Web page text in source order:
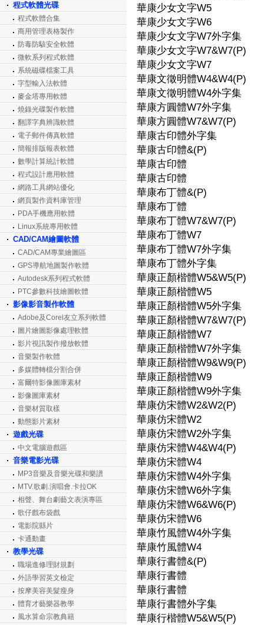
程式軟體光碟
程式軟體合集
商用管理表格製作
防毒防駭安全軟體
微軟系列程式軟體
系統磁碟檔案工具
字型輸入法軟體
麥金塔專用軟體
燒錄光碟製作軟體
翻譯字典辨識軟體
電子郵件傳真軟體
簡報排版報表軟體
數學計算統計軟體
程式設計應用軟體
網路工具網站優化
網頁製作資料庫管理
PDA手機應用軟體
Linux系統專用軟體
CAD/CAM繪圖軟體
CAD/CAM專業繪圖區
GPS導航地圖製作軟體
Autodesk系列程式軟體
PTC參數科技繪圖軟體
影像影音製作軟體
Adobe及Corel友立系列軟體
圖片繪圖影像處理軟體
影片視訊製作撥放軟體
音樂製作軟體
多媒體轉檔分割合併
富爾特影像圖庫素材
影像圖庫素材
音樂材質取樣
動態影片素材
遊戲光碟
中文電腦遊戲區
音樂電影光碟
MP3音樂及音樂光碟和樂譜
MTV.歌劇.演唱會.卡拉OK
相聲、舞台劇藝文表演專區
歌仔戲布袋戲
電影院縣片
卡通動畫
教學光碟
職場進修理財規劃
外語學習英文檢定
按摩美容美髮瘦身
體育才藝樂器教學
風水算命宗教典籍
華康少女文字W5
華康少女文字W6
華康少女文字W7外字集
華康少女文字W7&W7(P)
華康少女文字W7
華康文徵明體W4&W4(P)
華康文徵明體W4外字集
華康方圓體W7外字集
華康方圓體W7&W7(P)
華康古印體外字集
華康古印體&(P)
華康古印體
華康古印體
華康布丁體&(P)
華康布丁體
華康布丁體W7&W7(P)
華康布丁體W7
華康布丁體W7外字集
華康布丁體外字集
華康正顏楷體W5&W5(P)
華康正顏楷體W5
華康正顏楷體W5外字集
華康正顏楷體W7&W7(P)
華康正顏楷體W7
華康正顏楷體W7外字集
華康正顏楷體W9&W9(P)
華康正顏楷體W9
華康正顏楷體W9外字集
華康仿宋體W2&W2(P)
華康仿宋體W2
華康仿宋體W2外字集
華康仿宋體W4&W4(P)
華康仿宋體W4
華康仿宋體W4外字集
華康仿宋體W6外字集
華康仿宋體W6&W6(P)
華康仿宋體W6
華康竹風體W4外字集
華康竹風體W4
華康行書體&(P)
華康行書體
華康行書體
華康行書體外字集
華康行楷體W5&W5(P)